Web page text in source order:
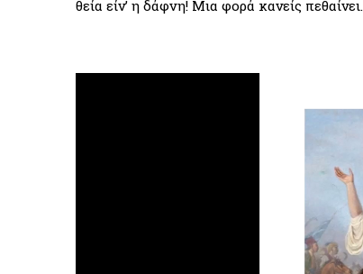
θεία είν’ η δάφνη! Μια φορά κανείς πεθαίνει.